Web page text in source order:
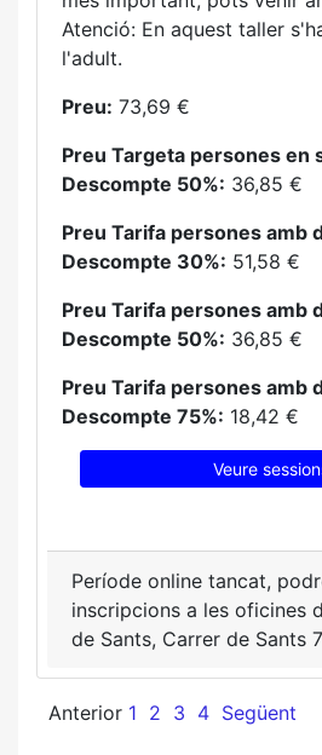
Atenció: En aquest taller
l'adult.
Preu: 73,69 €
Preu Targeta persones en
Descompte 50%: 36,85 €
Preu Tarifa persones amb
Descompte 30%: 51,58 €
Preu Tarifa persones amb
Descompte 50%: 36,85 €
Preu Tarifa persones amb
Descompte 75%: 18,42 €
Veure
Període online tancat,
inscripcions a les oficines
de Sants, Carrer de Sants
Anterior 1 2 3 4 Següent